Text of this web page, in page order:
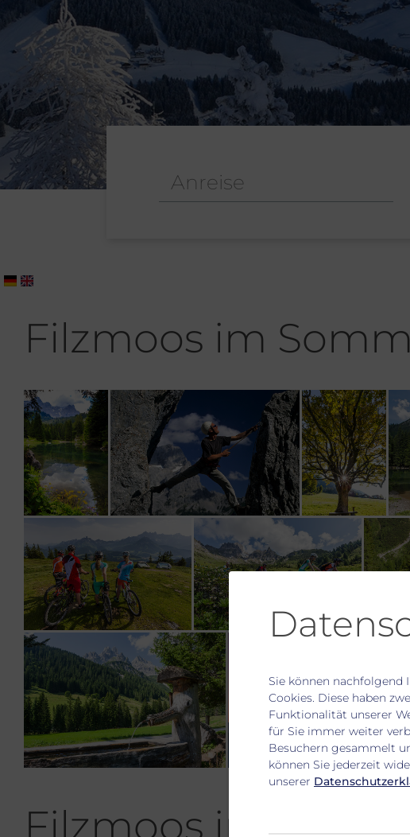
Filzmoos im
Filzmoos im
Sie können nachfolgend
Cookies. Diese haben
Funktionalität unserer
für Sie immer weiter
Besuchern gesammelt
können Sie jederzeit
unserer